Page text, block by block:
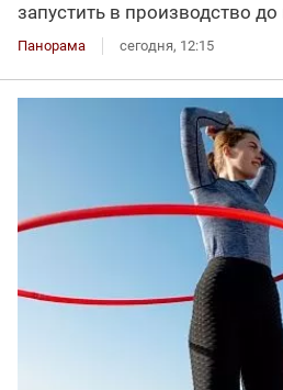
запустить в производство до
Панорама сегодня, 12:15